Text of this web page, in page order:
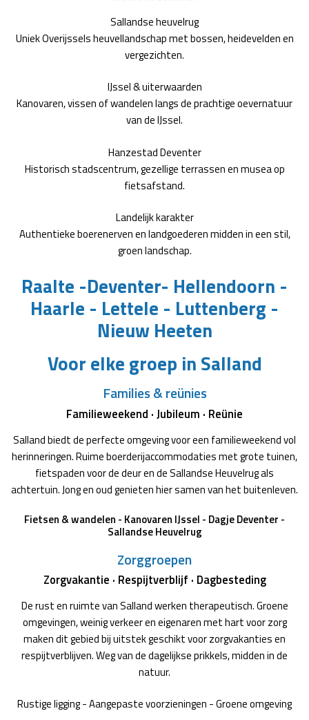
Sallandse heuvelrug
Uniek Overijssels heuvellandschap met bossen, heidevelden en
vergezichten.
IJssel & uiterwaarden
Kanovaren, vissen of wandelen langs de prachtige oevernatuur
van de IJssel.
Hanzestad Deventer
Historisch stadscentrum, gezellige terrassen en musea op
fietsafstand.
Landelijk karakter
Authentieke boerenerven en landgoederen midden in een stil,
groen landschap.
Raalte -Deventer- Hellendoorn -
Haarle - Lettele - Luttenberg -
Nieuw Heeten
Voor elke groep in Salland
Families & reünies
Familieweekend · Jubileum · Reünie
Salland biedt de perfecte omgeving voor een familieweekend vol
herinneringen. Ruime boerderijaccommodaties met grote tuinen,
fietspaden voor de deur en de Sallandse Heuvelrug als
achtertuin. Jong en oud genieten hier samen van het buitenleven.
Fietsen & wandelen - Kanovaren IJssel - Dagje Deventer -
Sallandse Heuvelrug
Zorggroepen
Zorgvakantie · Respijtverblijf · Dagbesteding
De rust en ruimte van Salland werken therapeutisch. Groene
omgevingen, weinig verkeer en eigenaren met hart voor zorg
maken dit gebied bij uitstek geschikt voor zorgvakanties en
respijtverblijven. Weg van de dagelijkse prikkels, midden in de
natuur.
Rustige ligging - Aangepaste voorzieningen - Groene omgeving